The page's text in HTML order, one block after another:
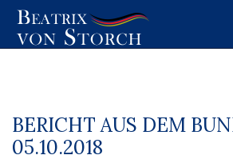
BERICHT AUS DEM
05.10.2018